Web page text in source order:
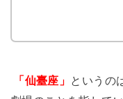
「仙臺座」 というの